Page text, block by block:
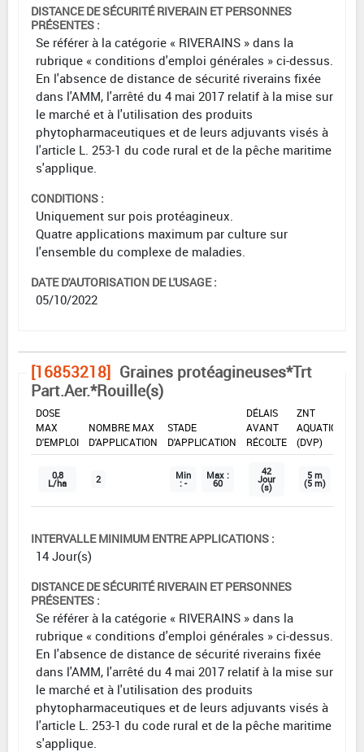
DISTANCE DE SÉCURITÉ RIVERAIN ET PERSONNES
PRÉSENTES :
Se référer à la catégorie « RIVERAINS » dans la
rubrique « conditions d'emploi générales » ci-dessus.
En l'absence de distance de sécurité riverains fixée
dans l'AMM, l'arrêté du 4 mai 2017 relatif à la mise sur
le marché et à l'utilisation des produits
phytopharmaceutiques et de leurs adjuvants visés à
l'article L. 253-1 du code rural et de la pêche maritime
s'applique.
CONDITIONS :
Uniquement sur pois protéagineux.
Quatre applications maximum par culture sur
l'ensemble du complexe de maladies.
DATE D'AUTORISATION DE L'USAGE :
05/10/2022
[16853218] Graines protéagineuses*Trt
Part.Aer.*Rouille(s)
DOSE
MAX
D'EMPLOI
NOMBRE MAX
D'APPLICATION
STADE
D'APPLICATION
DÉLAIS
AVANT
RÉCOLTE
ZNT
AQUATIQUE
(DVP)
0,8
L/ha 2 Min
: -
Max :
60
42
Jour
(s)
5 m
(5 m)
INTERVALLE MINIMUM ENTRE APPLICATIONS :
14 Jour(s)
DISTANCE DE SÉCURITÉ RIVERAIN ET PERSONNES
PRÉSENTES :
Se référer à la catégorie « RIVERAINS » dans la
rubrique « conditions d'emploi générales » ci-dessus.
En l'absence de distance de sécurité riverains fixée
dans l'AMM, l'arrêté du 4 mai 2017 relatif à la mise sur
le marché et à l'utilisation des produits
phytopharmaceutiques et de leurs adjuvants visés à
l'article L. 253-1 du code rural et de la pêche maritime
s'applique.